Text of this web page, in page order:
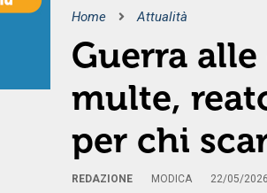
Home Attualità
Guerra
multe,
per chi
REDAZIONE MODICA 22/05/2026